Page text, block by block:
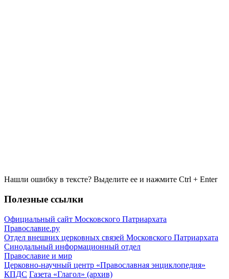
Нашли ошибку в тексте? Выделите ее и нажмите Ctrl + Enter
Полезные ссылки
Официальный сайт Московского Патриархата
Православие.ру
Отдел внешних церковных связей Московского Патриархата
Синодальный информационный отдел
Православие и мир
Церковно-научный центр «Православная энциклопедия»
КПДС Газета «Глагол» (архив)